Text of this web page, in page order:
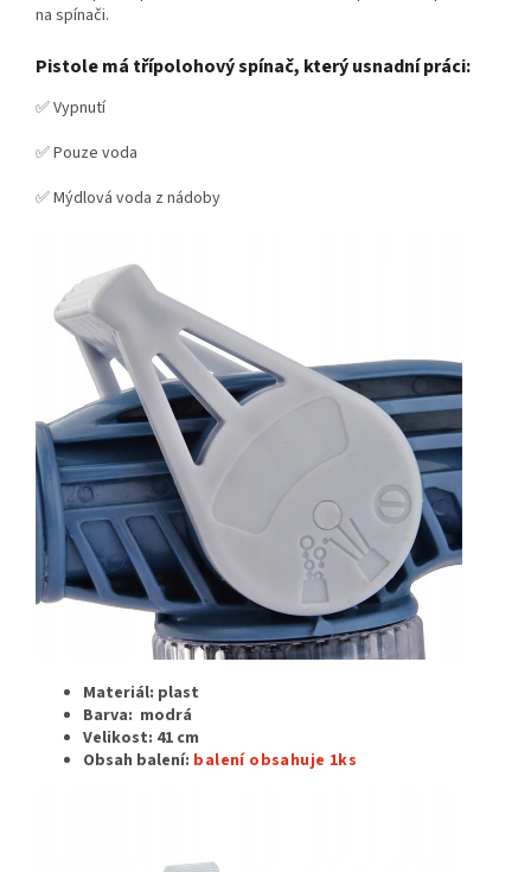
na spínači.
Pistole má třípolohový spínač, který usnadní práci:
✅ Vypnutí
✅ Pouze voda
✅ Mýdlová voda z nádoby
Materiál: plast
Barva: modrá
Velikost: 41 cm
Obsah balení: balení obsahuje 1ks